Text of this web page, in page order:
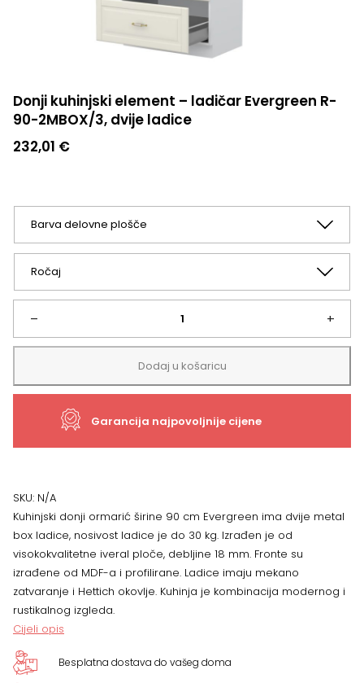
Donji kuhinjski element – ladičar Evergreen R-
90-2MBOX/3, dvije ladice
232,01 €
–
Donji
kuhinjski
element
Evergreen
90-
2MBOX/3,
dvije
ladice
+
Dodaj u košaricu
Garancija najpovoljnije cijene
SKU: N/A
Kuhinjski donji ormarić širine 90 cm Evergreen ima dvije metal
box ladice, nosivost ladice je do 30 kg. Izrađen je od
visokokvalitetne iveral ploče, debljine 18 mm. Fronte su
izrađene od MDF-a i profilirane. Ladice imaju mekano
zatvaranje i Hettich okovlje. Kuhinja je kombinacija modernog i
rustikalnog izgleda.
Cijeli opis
Besplatna dostava do vašeg doma